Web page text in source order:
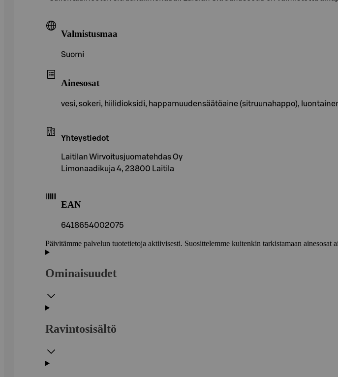
Valmistusmaa
Suomi
Ainesosat
vesi, sokeri, hiilidioksidi, happamuudensäätöaine (sitruunahappo),
Yhteystiedot
Laitilan Wirvoitusjuomatehdas Oy
Limonaadikuja 4, 23800 Laitila
EAN
6418654002075
Päivitämme palvelun tuotetietoja aktiivisesti. Suosittelemme kuitenkin tarkistamaan ainesosat
Ominaisuudet
Ravintosisältö